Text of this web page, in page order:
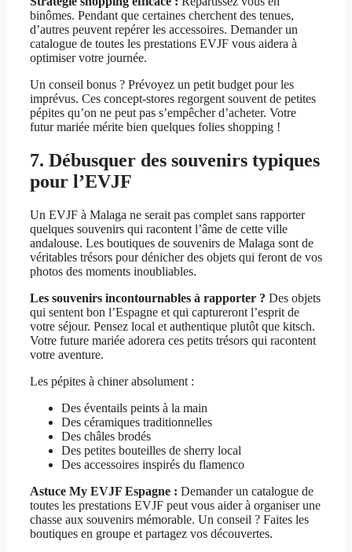
binômes. Pendant que certaines cherchent des tenues,
d’autres peuvent repérer les accessoires. Demander un
catalogue de toutes les prestations EVJF vous aidera à
optimiser votre journée.
Un conseil bonus ? Prévoyez un petit budget pour les
imprévus. Ces concept-stores regorgent souvent de petites
pépites qu’on ne peut pas s’empêcher d’acheter. Votre
futur mariée mérite bien quelques folies shopping !
7. Débusquer des souvenirs typiques
pour l’EVJF
Un EVJF à Malaga ne serait pas complet sans rapporter
quelques souvenirs qui racontent l’âme de cette ville
andalouse. Les boutiques de souvenirs de Malaga sont de
véritables trésors pour dénicher des objets qui feront de vos
photos des moments inoubliables.
Les souvenirs incontournables à rapporter ? Des objets
qui sentent bon l’Espagne et qui captureront l’esprit de
votre séjour. Pensez local et authentique plutôt que kitsch.
Votre future mariée adorera ces petits trésors qui racontent
votre aventure.
Les pépites à chiner absolument :
Des éventails peints à la main
Des céramiques traditionnelles
Des châles brodés
Des petites bouteilles de sherry local
Des accessoires inspirés du flamenco
Astuce My EVJF Espagne : Demander un catalogue de
toutes les prestations EVJF peut vous aider à organiser une
chasse aux souvenirs mémorable. Un conseil ? Faites les
boutiques en groupe et partagez vos découvertes.